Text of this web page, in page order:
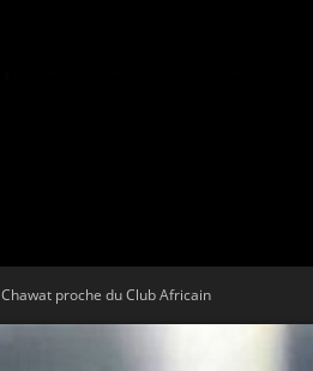
proche du Club Africain